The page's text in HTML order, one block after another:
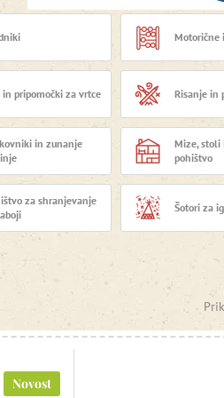
Motorične
in pripomočki za vrtce Risanje in
in zunanje
Mize, stoli
pohištvo
za shranjevanje
Šotori za
Novost